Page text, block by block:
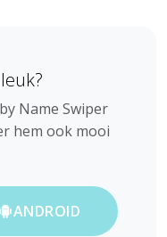
Name Swiper
hem ook mooi
ANDROID